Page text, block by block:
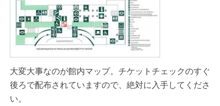
大変大事なのが館内マップ。チケットチェックのすぐ
後ろで配布されていますので、絶対に入手してくださ
い。